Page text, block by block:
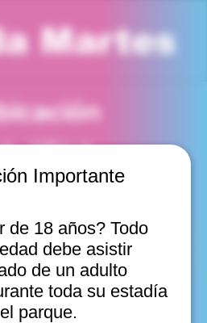
Importante
de 18 años? Todo
debe asistir
de un adulto
toda su estadía
parque.
Martes
– 7:00 p. m.
2440, Viña del Mar,
ago, 10:00 a. m.
ago, 11:00 a. m.
ago, 12:00 p. m.